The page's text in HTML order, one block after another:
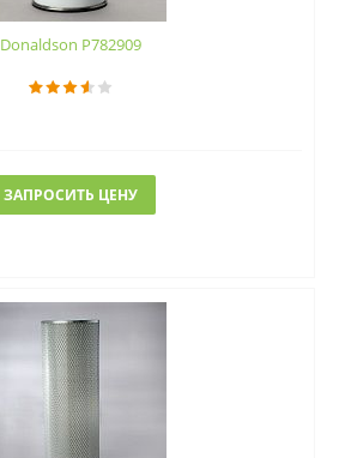
Donaldson P782909
ЗАПРОСИТЬ ЦЕНУ